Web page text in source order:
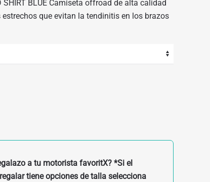
BLUE Camiseta offroad de alta calidad
que evitan la tendinitis en los brazos
a tu motorista favoritX? *Si el
tiene opciones de talla selecciona